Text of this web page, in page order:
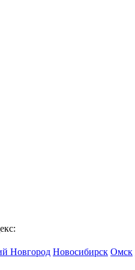
Новгород Новосибирск Омск